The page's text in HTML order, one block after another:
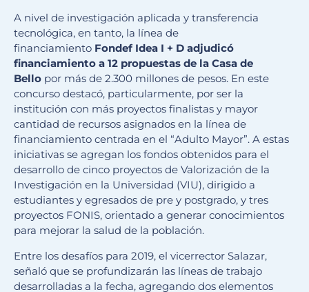
A nivel de investigación aplicada y transferencia
tecnológica, en tanto, la línea de
financiamiento Fondef Idea I + D adjudicó
financiamiento a 12 propuestas de la Casa de
Bello por más de 2.300 millones de pesos. En este
concurso destacó, particularmente, por ser la
institución con más proyectos finalistas y mayor
cantidad de recursos asignados en la línea de
financiamiento centrada en el “Adulto Mayor”. A estas
iniciativas se agregan los fondos obtenidos para el
desarrollo de cinco proyectos de Valorización de la
Investigación en la Universidad (VIU), dirigido a
estudiantes y egresados de pre y postgrado, y tres
proyectos FONIS, orientado a generar conocimientos
para mejorar la salud de la población.
Entre los desafíos para 2019, el vicerrector Salazar,
señaló que se profundizarán las líneas de trabajo
desarrolladas a la fecha, agregando dos elementos